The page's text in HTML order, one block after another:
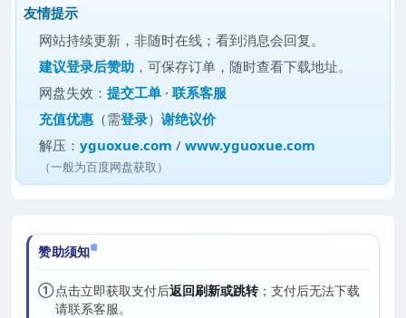
友情提示
网站持续更新，非随时在线；看到消息会回复。
建议登录后赞助 ，可保存订单，随时查看下载地址。
网盘失效：提交工单 ·联系客服
充值优惠 （需登录）谢绝议价
解压：yguoxue.com /www.yguoxue.com
（一般为百度网盘获取）
赞助须知
①点击立即获取支付后返回刷新或跳转；支付后无法下载
请联系客服。